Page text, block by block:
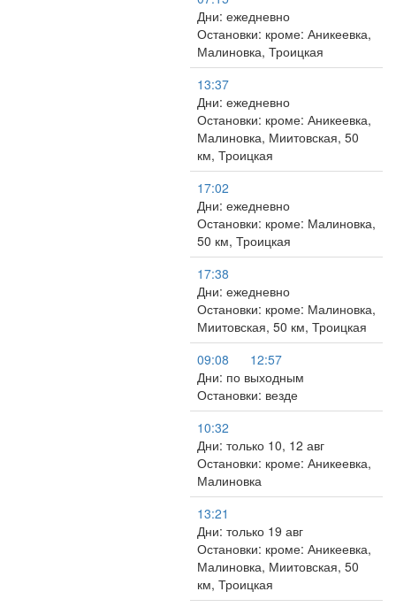
Дни: ежедневно
Остановки: кроме: Аникеевка,
Малиновка, Троицкая
13:37
Дни: ежедневно
Остановки: кроме: Аникеевка,
Малиновка, Миитовская, 50
км, Троицкая
17:02
Дни: ежедневно
Остановки: кроме: Малиновка,
50 км, Троицкая
17:38
Дни: ежедневно
Остановки: кроме: Малиновка,
Миитовская, 50 км, Троицкая
09:08
12:57
Дни: по выходным
Остановки: везде
10:32
Дни: только 10, 12 авг
Остановки: кроме: Аникеевка,
Малиновка
13:21
Дни: только 19 авг
Остановки: кроме: Аникеевка,
Малиновка, Миитовская, 50
км, Троицкая